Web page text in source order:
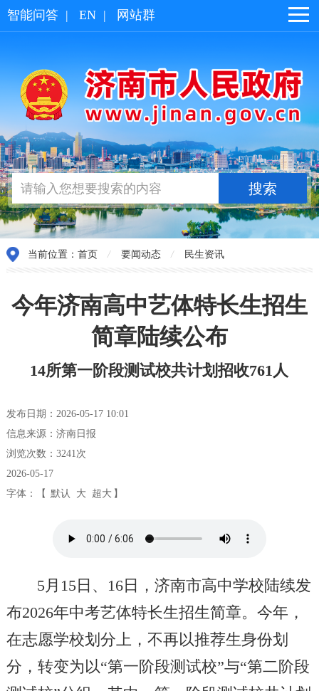
智能问答 | EN | 网站群
当前位置： 首页 / 要闻动态 / 民生资讯
今年济南高中艺体特长生招生
简章陆续公布
14所第一阶段测试校共计划招收761人
发布日期：2026-05-17 10:01
信息来源：济南日报
浏览次数： 3241次
2026-05-17
字体：【 默认 大 超大 】
5月15日、16日，济南市高中学校陆续发
布2026年中考艺体特长生招生简章。今年，
在志愿学校划分上，不再以推荐生身份划
分，转变为以“第一阶段测试校”与“第二阶段